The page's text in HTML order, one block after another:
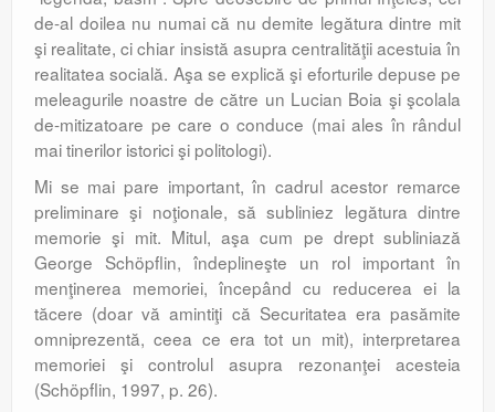
de-al doilea nu numai că nu demite legătura dintre mit
şi realitate, ci chiar insistă asupra centralităţii acestuia în
realitatea socială. Aşa se explică şi eforturile depuse pe
meleagurile noastre de către un Lucian Boia şi şcolala
de-mitizatoare pe care o conduce (mai ales în rândul
mai tinerilor istorici şi politologi).
Mi se mai pare important, în cadrul acestor remarce
preliminare şi noţionale, să subliniez legătura dintre
memorie şi mit. Mitul, aşa cum pe drept subliniază
George Schöpflin, îndeplineşte un rol important în
menţinerea memoriei, începând cu reducerea ei la
tăcere (doar vă amintiţi că Securitatea era pasămite
omniprezentă, ceea ce era tot un mit), interpretarea
memoriei şi controlul asupra rezonanţei acesteia
(Schöpflin, 1997, p. 26).